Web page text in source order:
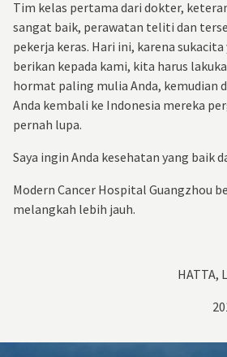
Tim kelas pertama dari dokter,
sangat baik, perawatan teliti dan
pekerja keras. Hari ini, karena
berikan kepada kami, kita harus
hormat paling mulia Anda, kemudian
Anda kembali ke Indonesia mereka
pernah lupa.
Saya ingin Anda kesehatan yang baik
Modern Cancer Hospital Guangzhou
melangkah lebih jauh.
HATTA,